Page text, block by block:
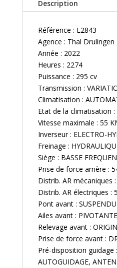
Description
Référence : L2843
Agence : Thal Drulingen
Année : 2022
Heures : 2274
Puissance : 295 cv
Transmission :
Climatisation :
Etat de la climatisation :
Vitesse maximale : 55
Inverseur : ELECTRO-
Freinage :
Siège : BASSE
Prise de force arrière :
Distrib. AR mécaniques
Distrib. AR électriques :
Pont avant :
Ailes avant :
Relevage avant :
Prise de force avant :
Pré-disposition guidage
AUTOGUIDAGE,